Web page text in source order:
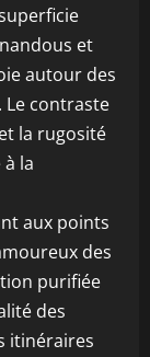
et
autour des
Le contraste
la rugosité
la
aux points
des
purifiée
des
itinéraires